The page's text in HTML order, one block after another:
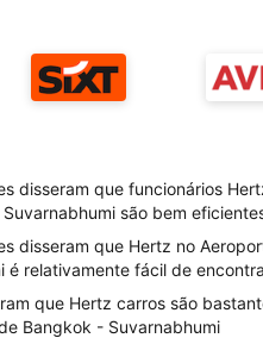
disseram que funcionários
são bem
disseram que Hertz no
é relativamente fácil de
que Hertz carros são
Bangkok - Suvarnabhumi